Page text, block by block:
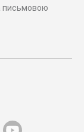
письмовою